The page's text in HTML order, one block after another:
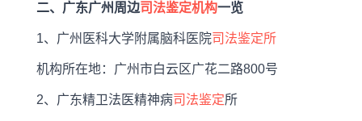
二、广东广州周边司法鉴定机构一览
1、广州医科大学附属脑科医院司法鉴定所
机构所在地：广州市白云区广花二路800号
2、广东精卫法医精神病司法鉴定所